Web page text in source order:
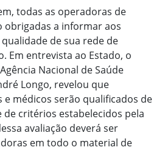
todas as operadoras de
obrigadas a informar aos
de sua rede de
Em entrevista ao Estado, o
Nacional de Saúde
Longo, revelou que
médicos serão qualificados de
critérios estabelecidos pela
avaliação deverá ser
em todo o material de